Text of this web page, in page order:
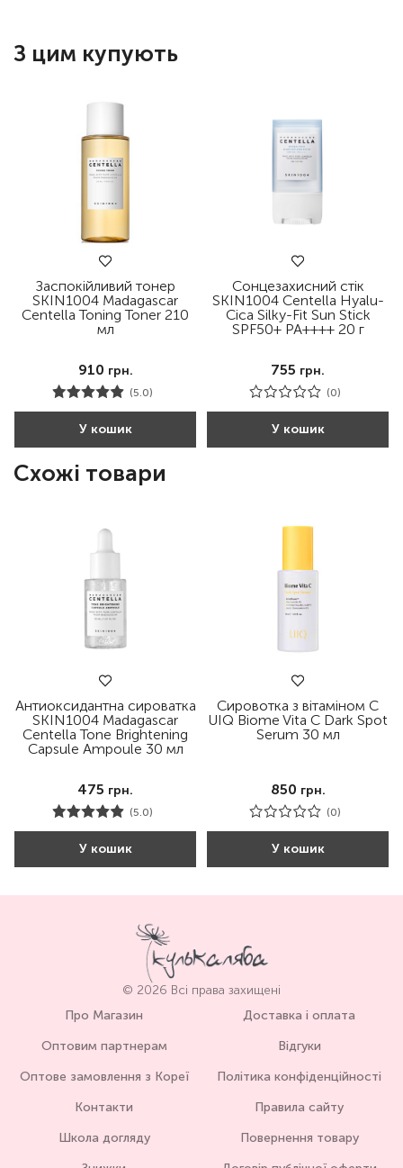
З цим купують
Заспокійливий тонер
SKIN1004 Madagascar
Centella Toning Toner 210
мл
910 грн.
(5.0)
У кошик
Сонцезахисний стік
SKIN1004 Centella Hyalu-
Cica Silky-Fit Sun Stick
SPF50+ PA++++ 20 г
755 грн.
(0)
У кошик
Схожі товари
Антиоксидантна сироватка
SKIN1004 Madagascar
Centella Tone Brightening
Capsule Ampoule 30 мл
475 грн.
(5.0)
У кошик
Сировотка з вітаміном С
UIQ Biome Vita C Dark Spot
Serum 30 мл
850 грн.
(0)
У кошик
© 2026 Всі права захищені
Про Магазин
Оптовим партнерам
Оптове замовлення з Кореї
Контакти
Школа догляду
Доставка і оплата
Відгуки
Політика конфіденційності
Правила сайту
Повернення товару